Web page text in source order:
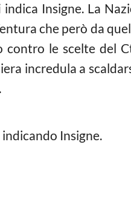
indica Insigne. La
che però da
contro le scelte del
incredula a
indicando Insigne.